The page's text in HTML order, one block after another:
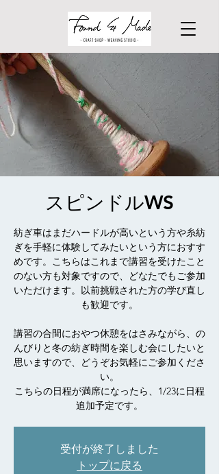
スピンドルWS
紡ぎ車はまだハードルが高いという方や糸紡
ぎを手軽に体験してみたいという方におすす
めです。こちらはこれまで講習を受けたこと
のない方も対象ですので、どなたでもご参加
いただけます。以前挑戦された方の学び直し
も歓迎です。
講習の合間におやつ休憩をはさみながら、の
んびりと冬の紡ぎ時間を楽しむ会にしたいと
思いますので、どうぞお気軽にご参加くださ
い。
こちらの日程が満席になったら、1/23に日程
追加予定です。
受付が終了しました
トップに戻る